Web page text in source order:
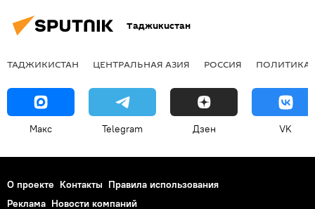
Таджикистан
ТАДЖИКИСТАН ЦЕНТРАЛЬНАЯ АЗИЯ РОССИЯ ПОЛИТИКА
Макс Telegram Дзен VK
О проекте Контакты Правила использования
Реклама Новости компаний